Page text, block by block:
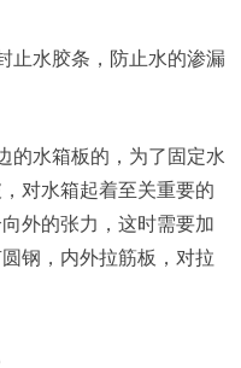
止水胶条，防止水的渗漏
的水箱板的，为了固定水
对水箱起着至关重要的
外的张力，这时需要加
钢，内外拉筋板，对拉